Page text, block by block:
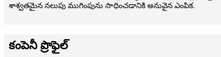
శాశ్వతమైన నలుపు ముగింపును సాధించడానికి అనువైన ఎంపిక.
కంపెనీ ప్రొఫైల్